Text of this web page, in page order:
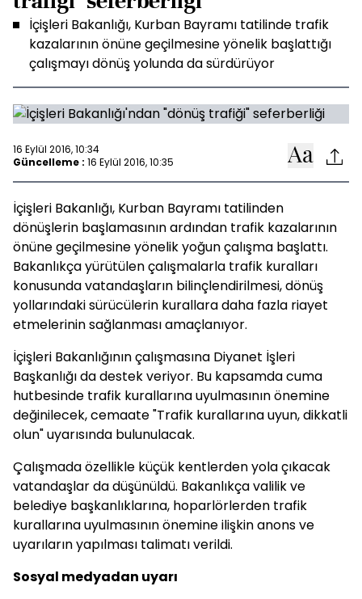
İçişleri Bakanlığı, Kurban Bayramı tatilinde trafik
kazalarının önüne geçilmesine yönelik başlattığı
çalışmayı dönüş yolunda da sürdürüyor
16 Eylül 2016, 10:34
Güncelleme : 16 Eylül 2016, 10:35
İçişleri Bakanlığı, Kurban Bayramı tatilinden
dönüşlerin başlamasının ardından trafik kazalarının
önüne geçilmesine yönelik yoğun çalışma başlattı.
Bakanlıkça yürütülen çalışmalarla trafik kuralları
konusunda vatandaşların bilinçlendirilmesi, dönüş
yollarındaki sürücülerin kurallara daha fazla riayet
etmelerinin sağlanması amaçlanıyor.
İçişleri Bakanlığının çalışmasına Diyanet İşleri
Başkanlığı da destek veriyor. Bu kapsamda cuma
hutbesinde trafik kurallarına uyulmasının önemine
değinilecek, cemaate "Trafik kurallarına uyun, dikkatli
olun" uyarısında bulunulacak.
Çalışmada özellikle küçük kentlerden yola çıkacak
vatandaşlar da düşünüldü. Bakanlıkça valilik ve
belediye başkanlıklarına, hoparlörlerden trafik
kurallarına uyulmasının önemine ilişkin anons ve
uyarıların yapılması talimatı verildi.
Sosyal medyadan uyarı